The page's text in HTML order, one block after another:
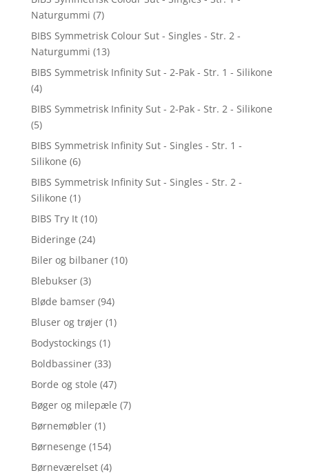
Naturgummi (7)
BIBS Symmetrisk Colour Sut - Singles - Str. 2 -
Naturgummi (13)
BIBS Symmetrisk Infinity Sut - 2-Pak - Str. 1 - Silikone
(4)
BIBS Symmetrisk Infinity Sut - 2-Pak - Str. 2 - Silikone
(5)
BIBS Symmetrisk Infinity Sut - Singles - Str. 1 -
Silikone (6)
BIBS Symmetrisk Infinity Sut - Singles - Str. 2 -
Silikone (1)
BIBS Try It (10)
Bideringe (24)
Biler og bilbaner (10)
Blebukser (3)
Bløde bamser (94)
Bluser og trøjer (1)
Bodystockings (1)
Boldbassiner (33)
Borde og stole (47)
Bøger og milepæle (7)
Børnemøbler (1)
Børnesenge (154)
Børneværelset (4)